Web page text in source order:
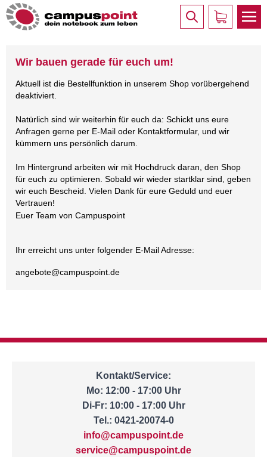
Wir bauen gerade für euch um!
Aktuell ist die Bestellfunktion in unserem Shop vorübergehend
deaktiviert.
Natürlich sind wir weiterhin für euch da: Schickt uns eure
Anfragen gerne per E-Mail oder Kontaktformular, und wir
kümmern uns persönlich darum.
Im Hintergrund arbeiten wir mit Hochdruck daran, den Shop
für euch zu optimieren. Sobald wir wieder startklar sind, geben
wir euch Bescheid. Vielen Dank für eure Geduld und euer
Vertrauen!
Euer Team von Campuspoint
Ihr erreicht uns unter folgender E-Mail Adresse:
angebote@campuspoint.de
Kontakt/Service:
Mo: 12:00 - 17:00 Uhr
Di-Fr: 10:00 - 17:00 Uhr
Tel.: 0421-20074-0
info@campuspoint.de
service@campuspoint.de